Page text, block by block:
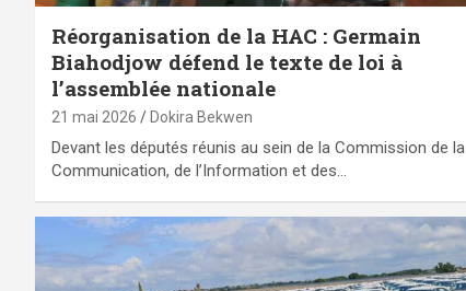
Réorganisation de la HAC : Germain
Biahodjow défend le texte de loi à
l’assemblée nationale
21 mai 2026 Dokira Bekwen
Devant les députés réunis au sein de la Commission de la
Communication, de l’Information et des…